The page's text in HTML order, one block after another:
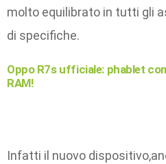
molto equilibrato in tutti gli
di specifiche.
Oppo R7s ufficiale: phablet
RAM!
Infatti il nuovo